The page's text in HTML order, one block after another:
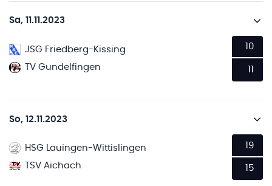
Sa, 11.11.2023
JSG Friedberg-Kissing
TV Gundelfingen
10
So, 12.11.2023
HSG Lauingen-Wittislingen
TSV Aichach
19
15